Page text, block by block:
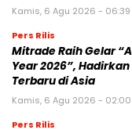
Kamis, 6 Agu 2026 - 06:39
Pers Rilis
Mitrade Raih Gelar
Year 2026”,
Terbaru di Asia
Kamis, 6 Agu 2026 - 02:00
Pers Rilis